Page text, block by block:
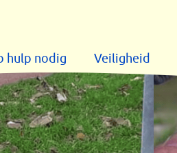
hulp nodig Veiligheid